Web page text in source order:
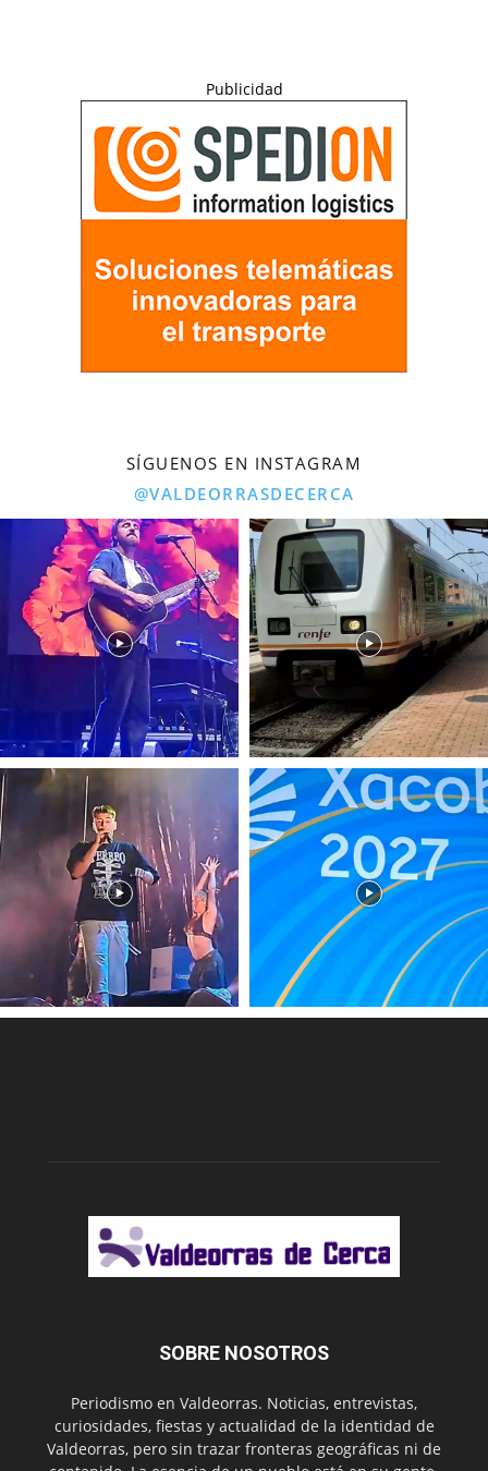
Publicidad
SÍGUENOS EN INSTAGRAM
@VALDEORRASDECERCA
SOBRE NOSOTROS
Periodismo en Valdeorras. Noticias, entrevistas,
curiosidades, fiestas y actualidad de la identidad de
Valdeorras, pero sin trazar fronteras geográficas ni de